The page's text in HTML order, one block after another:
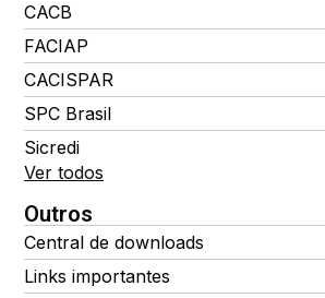
CACB
FACIAP
CACISPAR
SPC Brasil
Sicredi
Ver todos
Outros
Central de downloads
Links importantes